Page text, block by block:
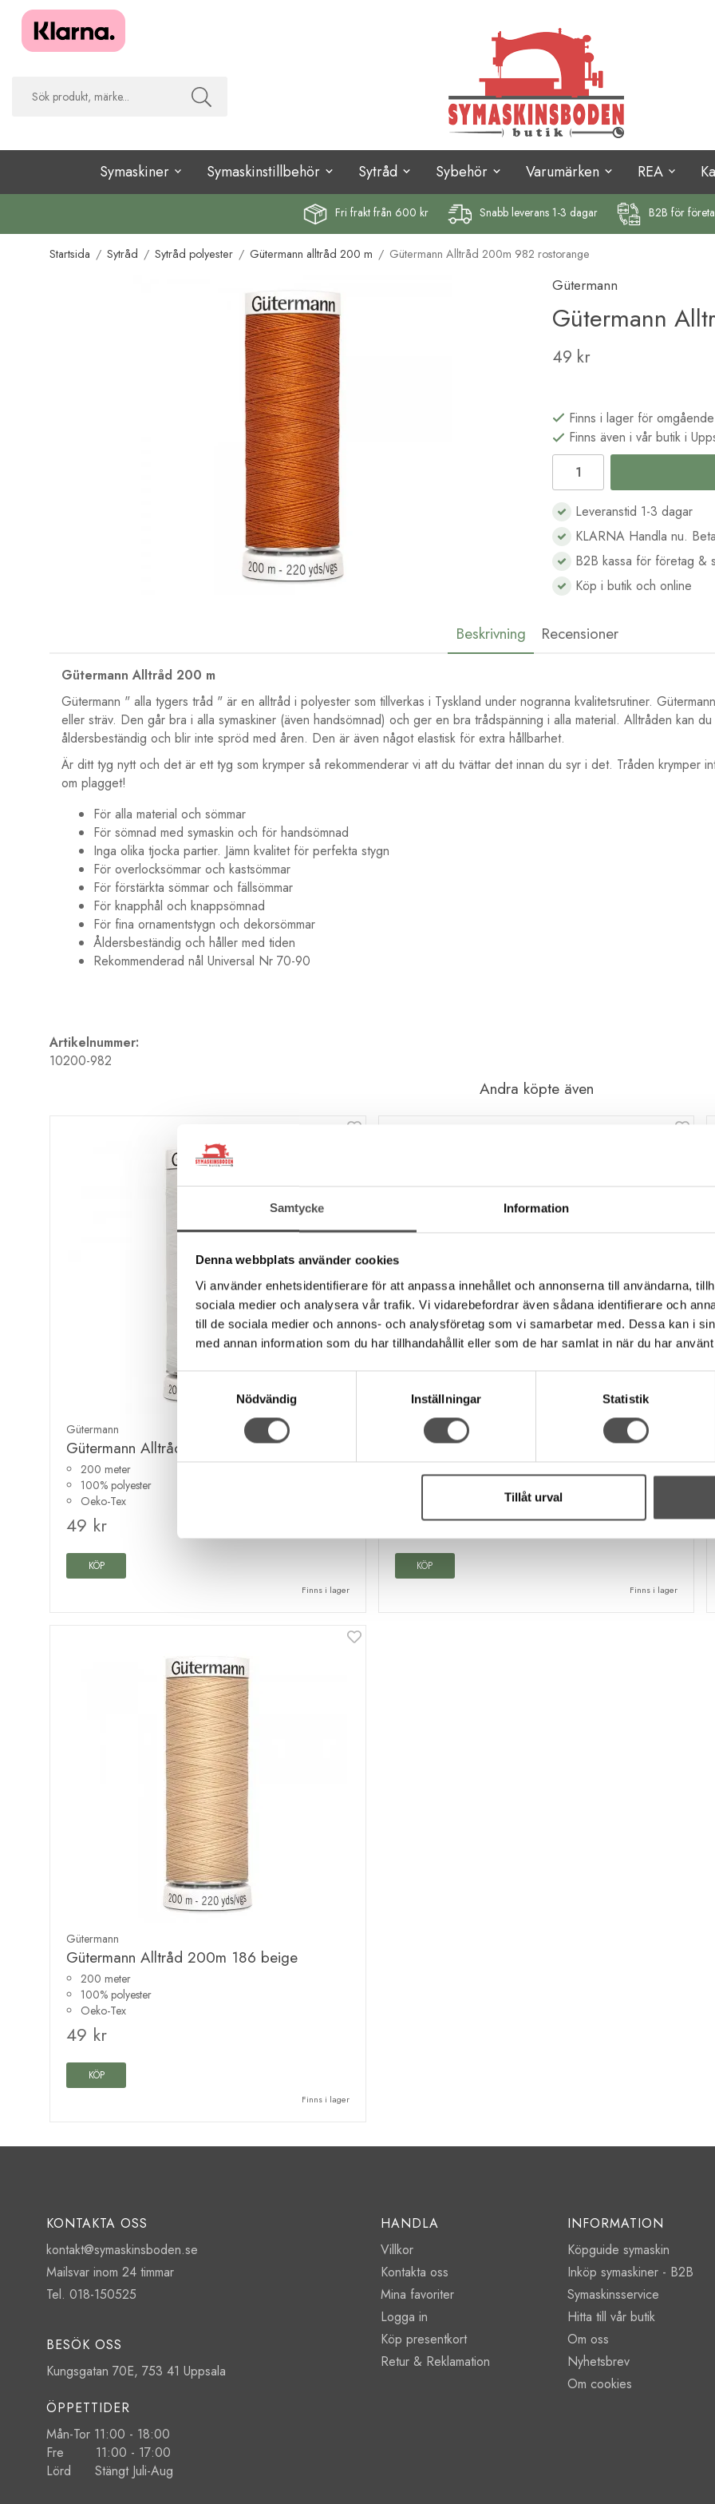
Samtycke Information
Denna webbplats använder cookies
Vi använder enhetsidentifierare för att anpassa innehållet och annonserna till användarna,
sociala medier och analysera vår trafik. Vi vidarebefordrar även sådana identifierare och
till de sociala medier och annons- och analysföretag som vi samarbetar med. Dessa kan i
med annan information som du har tillhandahållit eller som de har samlat in när du har
Samtyckesval
Nödvändig
Inställningar Statistik
Tillåt urval
Symaskiner Symaskinstillbehör Sytråd Sybehör Varumärken REA
Fri fraktfrån 600 kr Snabb leverans 1-3 dagar B2B för
Startsida / Sytråd / Sytråd polyester / Gütermann alltråd 200 m / Gütermann Alltråd 200m 982 rostorange
Gütermann
Gütermann
49 kr
Finns i lager för
Finns även i vår butik i
Leveranstid 1-3 dagar
KLARNA Handla nu.
B2B kassa för företag &
Köp i butik och online
Beskrivning Recensioner
Gütermann Alltråd 200 m
Gütermann " alla tygers tråd " är en alltråd i polyester som tillverkas i Tyskland under nogranna kvalitetsrutiner.
eller sträv. Den går bra i alla symaskiner (även handsömnad) och ger en bra trådspänning i alla material. Alltråden kan
åldersbeständig och blir inte spröd med åren. Den är även något elastisk för extra hållbarhet.
Är ditt tyg nytt och det är ett tyg som krymper så rekommenderar vi att du tvättar det innan du syr i det. Tråden krymper
om plagget!
För alla material och sömmar
För sömnad med symaskin och för handsömnad
Inga olika tjocka partier. Jämn kvalitet för perfekta stygn
För overlocksömmar och kastsömmar
För förstärkta sömmar och fällsömmar
För knapphål och knappsömnad
För fina ornamentstygn och dekorsömmar
Åldersbeständig och håller med tiden
Rekommenderad nål Universal Nr 70-90
Artikelnummer:
10200-982
Andra köpte även
Gütermann
Gütermann Alltråd 200m 800 vit
200 meter
100% polyester
Oeko-Tex
49 kr
KÖP
Finns i lager
Gütermann
Gütermann Alltråd 200m 000 svart
49 kr
KÖP
Finns i lager
Gütermann
Gütermann Alltråd 200m 186 beige
200 meter
100% polyester
Oeko-Tex
49 kr
KÖP
Finns i lager
KONTAKTA OSS
kontakt@symaskinsboden.se
Mailsvar inom 24 timmar
Tel. 018-150525
BESÖK OSS
Kungsgatan 70E, 753 41 Uppsala
ÖPPETTIDER
Mån-Tor 11:00 - 18:00
Fre 11:00 - 17:00
Lörd Stängt Juli-Aug
HANDLA
Villkor
Kontakta oss
Mina favoriter
Logga in
Köp presentkort
Retur & Reklamation
INFORMATION
Köpguide symaskin
Inköp symaskiner - B2B
Symaskinsservice
Hitta till vår butik
Om oss
Nyhetsbrev
Om cookies